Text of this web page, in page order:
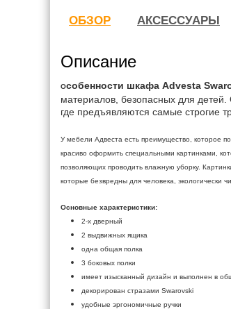
ОБЗОР АКСЕССУАРЫ
Описание
Особенности шкафа Advesta
материалов, безопасных для
где предъявляются самые строгие
У мебели Адвеста есть преимущество, которое
красиво оформить специальными картинками,
позволяющих проводить влажную уборку.
которые безвредны для человека, экологически
Основные характеристики:
2-х дверный
2 выдвижных ящика
одна общая полка
3 боковых полки
имеет изысканный дизайн и выполнен в
декорирован стразами Swarovski
удобные эргономичные ручки